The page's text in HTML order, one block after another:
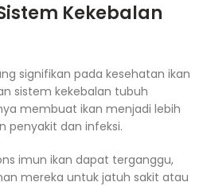
Kekebalan
signifikan pada kesehatan ikan
sistem kekebalan tubuh
membuat ikan menjadi lebih
penyakit dan infeksi.
imun ikan dapat terganggu,
mereka untuk jatuh sakit atau